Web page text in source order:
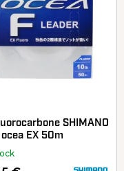
SHIMANO
EX 50m